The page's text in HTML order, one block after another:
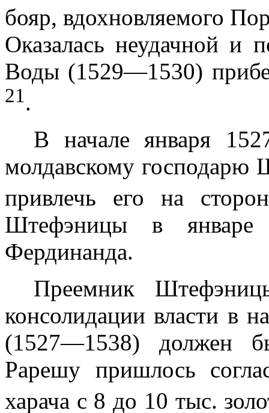
бояр, вдохновляемого
Оказалась неудачной и
Воды (1529—1530)
21.
В начале января
молдавскому господарю
привлечь его на
Штефэницы в
Фердинанда.
Преемник
консолидации власти в
(1527—1538) должен
Рарешу пришлось
харача с 8 до 10 тыс.